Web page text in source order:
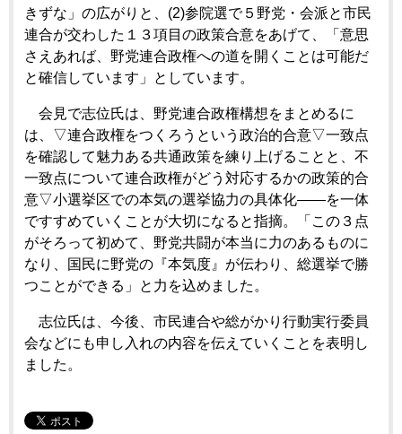
きずな」の広がりと、(2)参院選で５野党・会派と市民
連合が交わした１３項目の政策合意をあげて、「意思
さえあれば、野党連合政権への道を開くことは可能だ
と確信しています」としています。
会見で志位氏は、野党連合政権構想をまとめるに
は、▽連合政権をつくろうという政治的合意▽一致点
を確認して魅力ある共通政策を練り上げることと、不
一致点について連合政権がどう対応するかの政策的合
意▽小選挙区での本気の選挙協力の具体化――を一体
ですすめていくことが大切になると指摘。「この３点
がそろって初めて、野党共闘が本当に力のあるものに
なり、国民に野党の『本気度』が伝わり、総選挙で勝
つことができる」と力を込めました。
志位氏は、今後、市民連合や総がかり行動実行委員
会などにも申し入れの内容を伝えていくことを表明し
ました。